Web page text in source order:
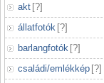
akt [?]
állatfotók [?]
barlangfotók [?]
családi/emlékkép [?]